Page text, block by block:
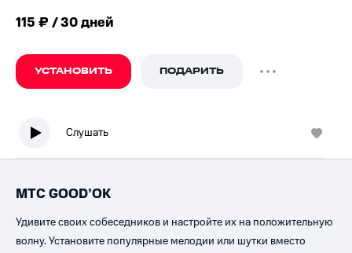
115 ₽ / 30 дней
УСТАНОВИТЬ ПОДАРИТЬ
Слушать
МТС GOOD’OK
Удивите своих собеседников и настройте их на положительную
волну. Установите популярные мелодии или шутки вместо